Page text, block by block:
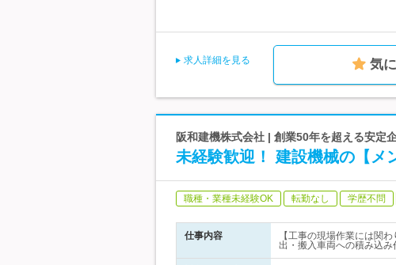
求人詳細を見る 気
阪和建機株式会社 | 創業50年を超える安定
未経験歓迎！ 建設機械の【
職種・業種未経験OK 転勤なし 学歴不問
仕事内容
【工事の現場作業には関
出・搬入車両への積み込み